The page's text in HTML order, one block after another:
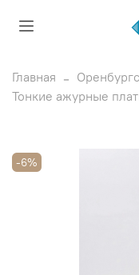
Главная
Тонкие ажурные
-6%